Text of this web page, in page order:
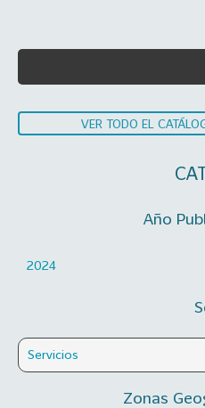
VER TODO EL
Año
2024
Servicios
Zonas